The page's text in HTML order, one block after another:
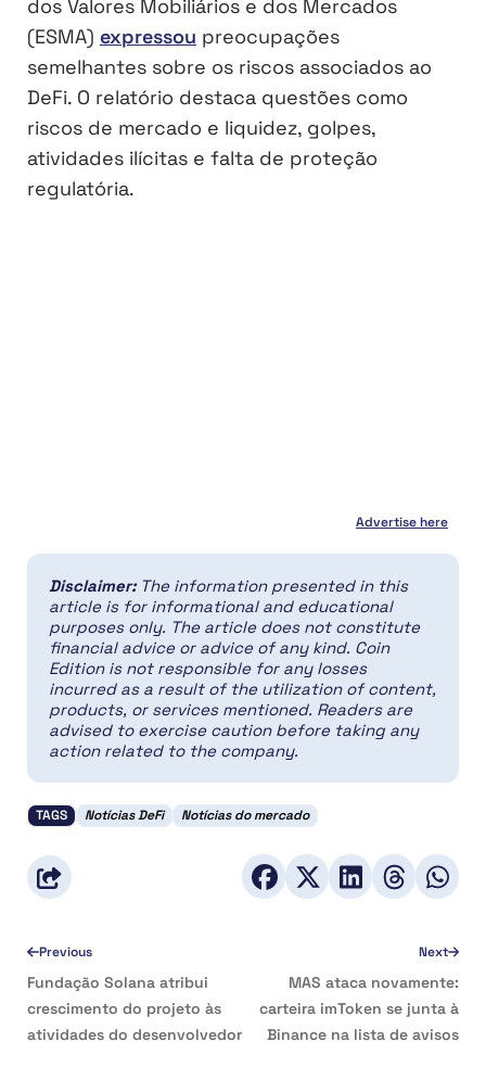
dos Valores Mobiliários e dos Mercados
(ESMA) expressou preocupações
semelhantes sobre os riscos associados ao
DeFi. O relatório destaca questões como
riscos de mercado e liquidez, golpes,
atividades ilícitas e falta de proteção
regulatória.
Advertise here
Disclaimer: The information presented in this
article is for informational and educational
purposes only. The article does not constitute
financial advice or advice of any kind. Coin
Edition is not responsible for any losses
incurred as a result of the utilization of content,
products, or services mentioned. Readers are
advised to exercise caution before taking any
action related to the company.
TAGS Notícias DeFi Notícias do mercado
Previous
Fundação Solana atribui
crescimento do projeto às
atividades do desenvolvedor
Next
MAS ataca novamente:
carteira imToken se junta à
Binance na lista de avisos